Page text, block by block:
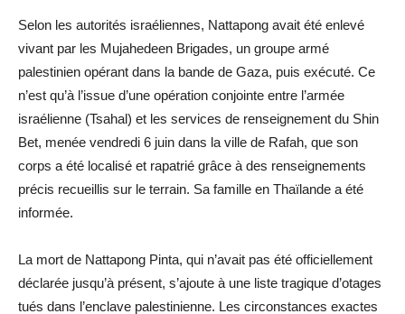
Selon les autorités israéliennes, Nattapong avait été enlevé
vivant par les Mujahedeen Brigades, un groupe armé
palestinien opérant dans la bande de Gaza, puis exécuté. Ce
n’est qu’à l’issue d’une opération conjointe entre l’armée
israélienne (Tsahal) et les services de renseignement du Shin
Bet, menée vendredi 6 juin dans la ville de Rafah, que son
corps a été localisé et rapatrié grâce à des renseignements
précis recueillis sur le terrain. Sa famille en Thaïlande a été
informée.
La mort de Nattapong Pinta, qui n’avait pas été officiellement
déclarée jusqu’à présent, s’ajoute à une liste tragique d’otages
tués dans l’enclave palestinienne. Les circonstances exactes